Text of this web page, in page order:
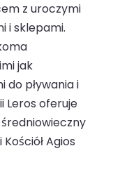
z uroczymi
i sklepami.
jak
do pływania i
Leros oferuje
Agios